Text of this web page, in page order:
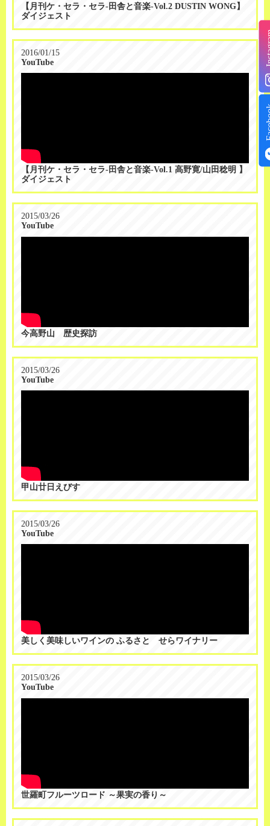
【月刊ケ・セラ・セラ-田舎と音楽-Vol.2 DUSTIN WONG】
ダイジェスト
2016/01/15
YouTube
【月刊ケ・セラ・セラ-田舎と音楽-Vol.1 高野寛/山田稔明 】
ダイジェスト
2015/03/26
YouTube
今高野山 歴史探訪
2015/03/26
YouTube
甲山廿日えびす
2015/03/26
YouTube
美しく美味しいワインの ふるさと せらワイナリー
2015/03/26
YouTube
世羅町フルーツロード ～果実の香り～